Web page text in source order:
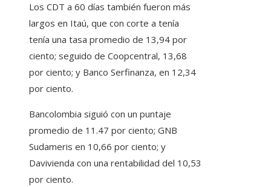
Los CDT a 60 días también fueron más
largos en Itaú, que con corte a tenía
tenía una tasa promedio de 13,94 por
ciento; seguido de Coopcentral, 13,68
por ciento; y Banco Serfinanza, en 12,34
por ciento.
Bancolombia siguió con un puntaje
promedio de 11.47 por ciento; GNB
Sudameris en 10,66 por ciento; y
Davivienda con una rentabilidad del 10,53
por ciento.